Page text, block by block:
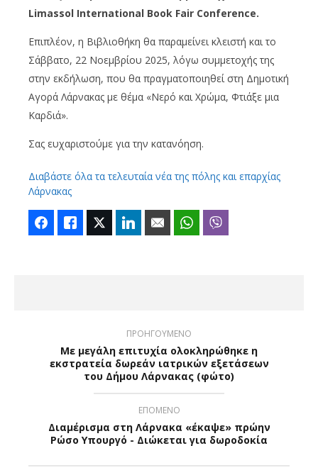
Limassol International Book Fair Conference.
Επιπλέον, η Βιβλιοθήκη θα παραμείνει κλειστή και το
Σάββατο, 22 Νοεμβρίου 2025, λόγω συμμετοχής της
στην εκδήλωση, που θα πραγματοποιηθεί στη Δημοτική
Αγορά Λάρνακας με θέμα «Νερό και Χρώμα, Φτιάξε μια
Καρδιά».
Σας ευχαριστούμε για την κατανόηση.
Διαβάστε όλα τα τελευταία νέα της πόλης και επαρχίας
Λάρνακας
FacebookLike Twitter LinkedIn Email WhatsApp
ΠΡΟΗΓΟΥΜΕΝΟ
Με μεγάλη επιτυχία ολοκληρώθηκε η
εκστρατεία δωρεάν ιατρικών εξετάσεων
του Δήμου Λάρνακας (φώτο)
ΕΠΟΜΕΝΟ
Διαμέρισμα στη Λάρνακα «έκαψε» πρώην
Ρώσο Υπουργό - Διώκεται για δωροδοκία